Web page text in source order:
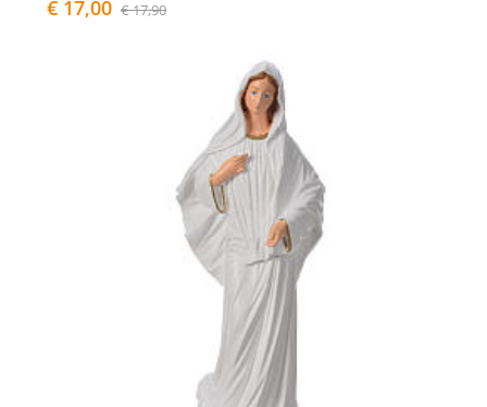
€ 17,00 € 17,90